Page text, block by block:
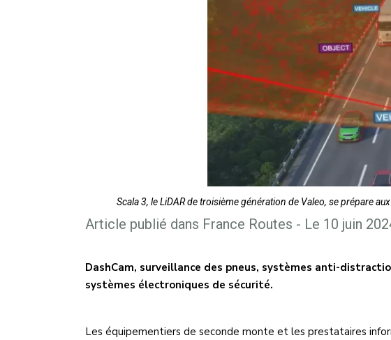
Scala 3, le LiDAR de troisième génération de Valeo, se prépare
Article publié dans France Routes - Le 10 juin
DashCam, surveillance des pneus, systèmes anti-
systèmes électroniques de sécurité.
Les équipementiers de seconde monte et les prestataires